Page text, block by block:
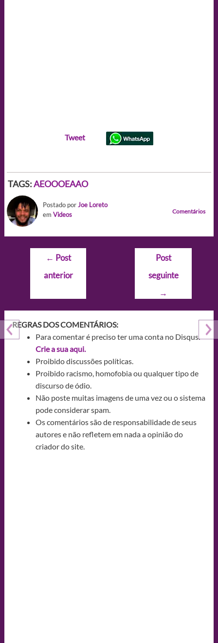
Tweet
TAGS:AEOOOEAAO
Postado porJoe Loreto
em Videos Comentários
Navegação
Post
← Post
anterior
Post
seguinte
→
REGRAS DOS COMENTÁRIOS:
Para comentar é preciso ter uma conta no Disqus.
Crie a sua aqui.
Proibido discussões políticas.
Proibido racismo, homofobia ou qualquer tipo de
discurso de ódio.
Não poste muitas imagens de uma vez ou o sistema
pode considerar spam.
Os comentários são de responsabilidade de seus
autores e não refletem em nada a opinião do
criador do site.